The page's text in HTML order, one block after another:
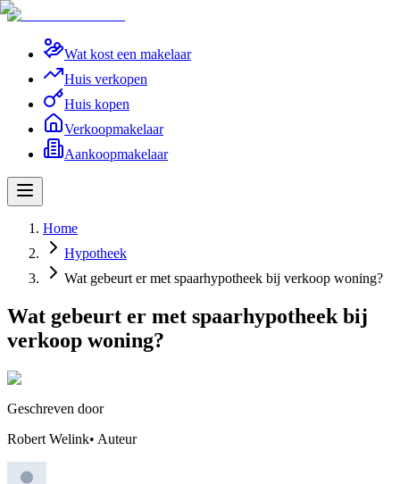
Wat kost een makelaar
Huis verkopen
Huis kopen
Verkoopmakelaar
Aankoopmakelaar
Home
Hypotheek
Wat gebeurt er met spaarhypotheek bij verkoop woning?
Wat gebeurt er met spaarhypotheek bij
verkoop woning?
Geschreven door
Robert Welink• Auteur